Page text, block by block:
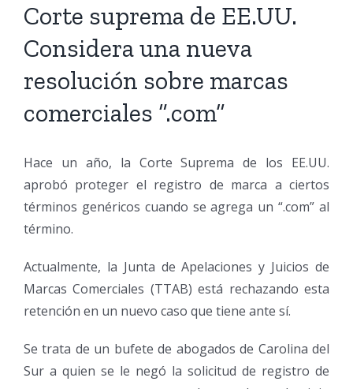
Corte suprema de EE.UU.
Considera una nueva
resolución sobre marcas
comerciales “.com”
Hace un año, la Corte Suprema de los EE.UU.
aprobó proteger el registro de marca a ciertos
términos genéricos cuando se agrega un “.com” al
término.
Actualmente, la Junta de Apelaciones y Juicios de
Marcas Comerciales (TTAB) está rechazando esta
retención en un nuevo caso que tiene ante sí.
Se trata de un bufete de abogados de Carolina del
Sur a quien se le negó la solicitud de registro de